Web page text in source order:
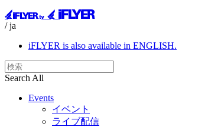
/ ja
iFLYER is also available in ENGLISH.
Search All
Events
イベント
ライブ配信